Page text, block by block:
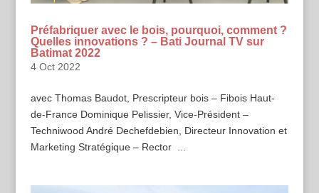
Préfabriquer avec le bois, pourquoi, comment ?
Quelles innovations ? – Bati Journal TV sur
Batimat 2022
4 Oct 2022
avec Thomas Baudot, Prescripteur bois – Fibois Haut-
de-France Dominique Pelissier, Vice-Président –
Techniwood André Dechefdebien, Directeur Innovation et
Marketing Stratégique – Rector ...